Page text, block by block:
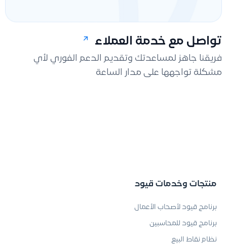
تواصل مع خدمة العملاء
فريقنا جاهز لمساعدتك وتقديم الدعم الفوري لأي
مشكلة تواجهها على مدار الساعة
منتجات وخدمات قيود
برنامج قيود لأصحاب الأعمال
برنامج قيود للمحاسبين
نظام نقاط البيع